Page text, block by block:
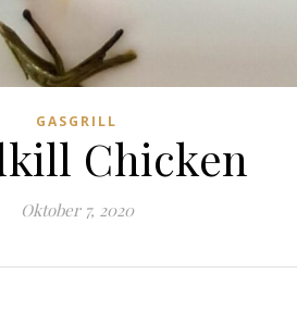
GASGRILL
Chicken
Oktober 7, 2020